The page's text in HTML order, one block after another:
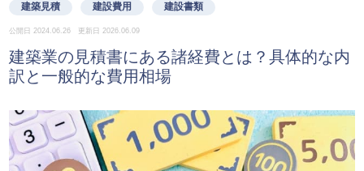
建築見積 建設費用 建設書類
公開日 2024.06.26 更新日 2026.06.09
建築業の見積書にある諸経費とは？具体的な内
訳と一般的な費用相場